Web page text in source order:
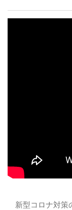
新型コロナ対策